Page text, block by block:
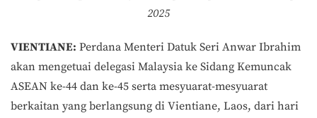
2025
VIENTIANE: Perdana Menteri Datuk Seri Anwar Ibrahim
akan mengetuai delegasi Malaysia ke Sidang Kemuncak
ASEAN ke-44 dan ke-45 serta mesyuarat-mesyuarat
berkaitan yang berlangsung di Vientiane, Laos, dari hari